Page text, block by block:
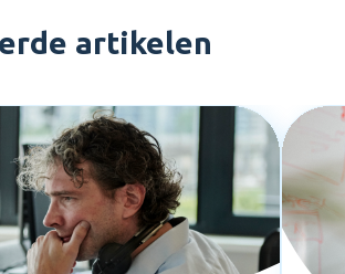
artikelen